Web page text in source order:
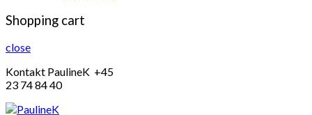
Shopping cart
close
Kontakt PaulineK +45
23 74 84 40